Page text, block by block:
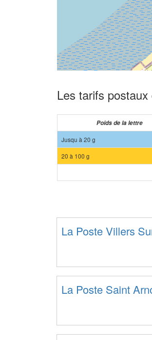
Les tarifs
Poids de la lettre
Jusqu à 20 g
20 à 100 g
La Poste Villers
La Poste Saint